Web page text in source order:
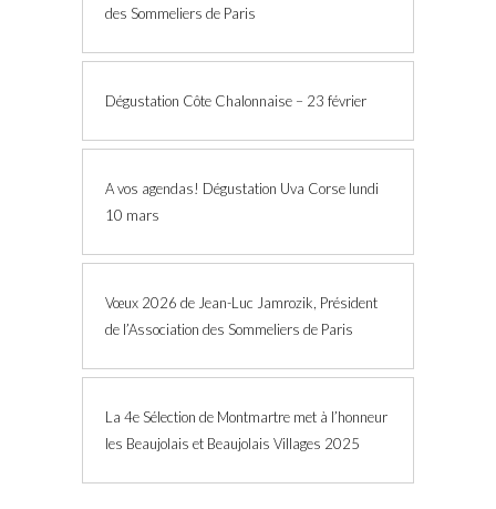
des Sommeliers de Paris
Dégustation Côte Chalonnaise – 23 février
A vos agendas! Dégustation Uva Corse lundi
10 mars
Vœux 2026 de Jean-Luc Jamrozik, Président
de l’Association des Sommeliers de Paris
La 4e Sélection de Montmartre met à l’honneur
les Beaujolais et Beaujolais Villages 2025